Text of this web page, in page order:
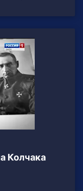
Колчака